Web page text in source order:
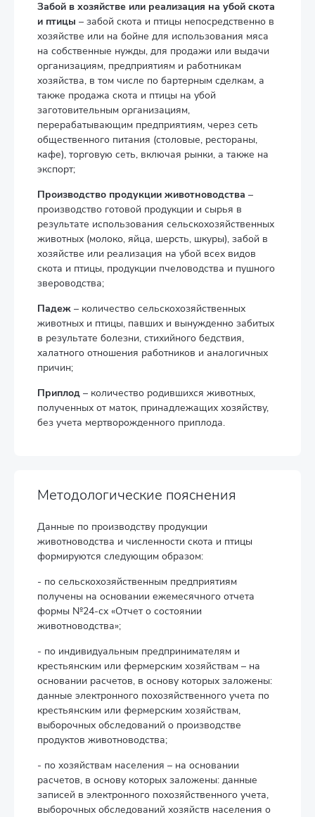
Забой в хозяйстве или реализация на убой скота
и птицы – забой скота и птицы непосредственно в
хозяйстве или на бойне для использования мяса
на собственные нужды, для продажи или выдачи
организациям, предприятиям и работникам
хозяйства, в том числе по бартерным сделкам, а
также продажа скота и птицы на убой
заготовительным организациям,
перерабатывающим предприятиям, через сеть
общественного питания (столовые, рестораны,
кафе), торговую сеть, включая рынки, а также на
экспорт;
Производство продукции животноводства –
производство готовой продукции и сырья в
результате использования сельскохозяйственных
животных (молоко, яйца, шерсть, шкуры), забой в
хозяйстве или реализация на убой всех видов
скота и птицы, продукции пчеловодства и пушного
звероводства;
Падеж – количество сельскохозяйственных
животных и птицы, павших и вынужденно забитых
в результате болезни, стихийного бедствия,
халатного отношения работников и аналогичных
причин;
Приплод – количество родившихся животных,
полученных от маток, принадлежащих хозяйству,
без учета мертворожденного приплода.
Методологические пояснения
Данные по производству продукции
животноводства и численности скота и птицы
формируются следующим образом:
- по сельскохозяйственным предприятиям
получены на основании ежемесячного отчета
формы №24-сх «Отчет о состоянии
животноводства»;
- по индивидуальным предпринимателям и
крестьянским или фермерским хозяйствам – на
основании расчетов, в основу которых заложены:
данные электронного похозяйственного учета по
крестьянским или фермерским хозяйствам,
выборочных обследований о производстве
продуктов животноводства;
- по хозяйствам населения – на основании
расчетов, в основу которых заложены: данные
записей в электронного похозяйственного учета,
выборочных обследований хозяйств населения о